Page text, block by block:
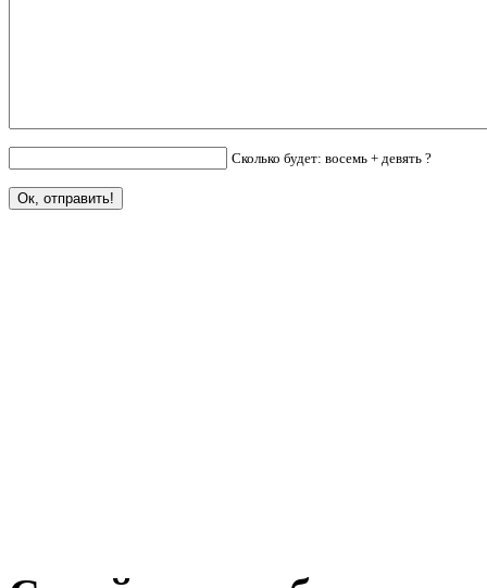
Сколько будет: восемь + девять ?